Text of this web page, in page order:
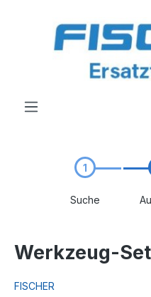
1
Suche
Werkzeug-
FISCHER